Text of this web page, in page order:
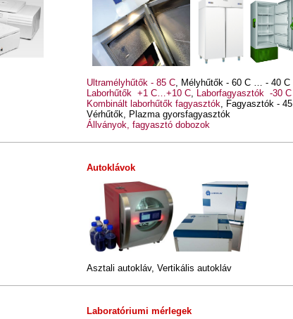
Ultramélyhűtők - 85 C, Mélyhűtők - 60 C … - 40 C
Laborhűtők +1 C…+10 C, Laborfagyasztók -30 C
Kombinált laborhűtők fagyasztók, Fagyasztók -
Vérhűtők, Plazma gyorsfagyasztók
Állványok, fagyasztó dobozok
Autoklávok
Asztali autokláv, Vertikális autokláv
Laboratóriumi mérlegek